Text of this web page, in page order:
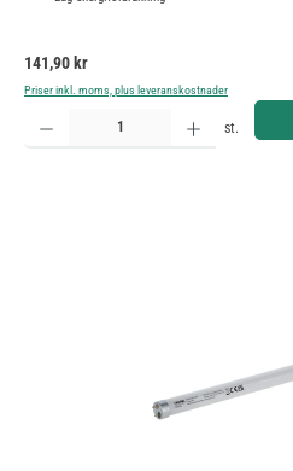
Ordinarie pris:
141,90 kr
Priser inkl. moms, plus leveranskostnader
Produktkvantitet: Ange önskat belopp eller använd
st.